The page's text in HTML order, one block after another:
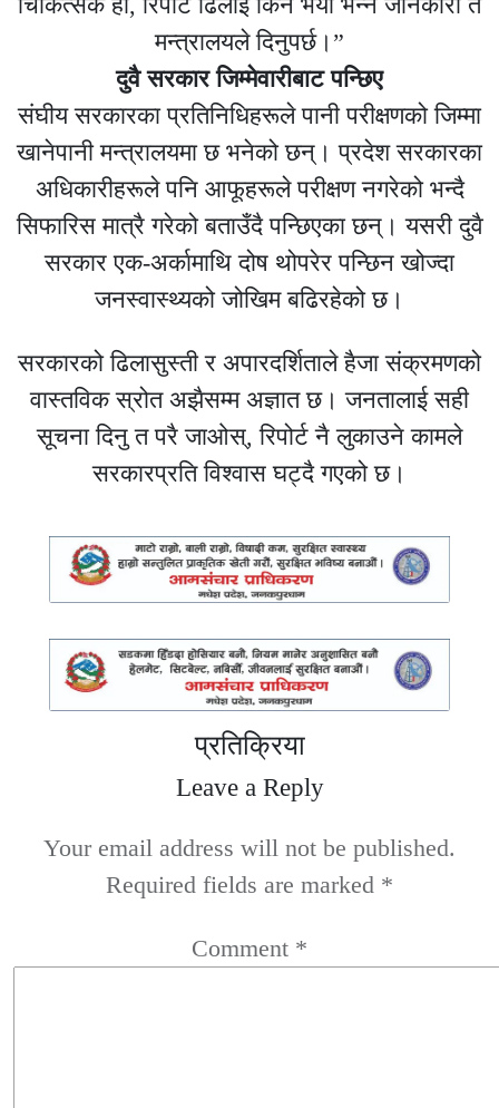
मन्त्रालयले दिनुपर्छ।”
दुवै सरकार जिम्मेवारीबाट पन्छिए
संघीय सरकारका प्रतिनिधिहरूले पानी परीक्षणको जिम्मा
खानेपानी मन्त्रालयमा छ भनेको छन्। प्रदेश सरकारका
अधिकारीहरूले पनि आफूहरूले परीक्षण नगरेको भन्दै
सिफारिस मात्रै गरेको बताउँदै पन्छिएका छन्। यसरी दुवै
सरकार एक-अर्कामाथि दोष थोपरेर पन्छिन खोज्दा
जनस्वास्थ्यको जोखिम बढिरहेको छ।
सरकारको ढिलासुस्ती र अपारदर्शिताले हैजा संक्रमणको
वास्तविक स्रोत अझैसम्म अज्ञात छ। जनतालाई सही
सूचना दिनु त परै जाओस्, रिपोर्ट नै लुकाउने कामले
सरकारप्रति विश्वास घट्दै गएको छ।
प्रतिक्रिया
Leave a Reply
Your email address will not be published.
Required fields are marked *
Comment *